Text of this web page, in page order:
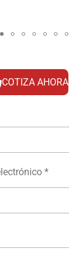
COTIZA AHORA
*